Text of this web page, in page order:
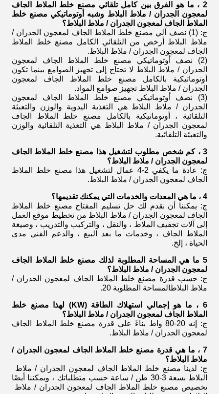
2 ، ما هو الفرق بين كامل تلقائي
مصنع خلط الملاط الجاف
لمعجون الجدران / ملاط ​​البلاط وشبه أوتوماتيكي مصنع خلط
الملاط الجاف لمعجون الجدران / ملاط ​​البلاط؟
ج: (1) نصف آلي
مصنع خلط الملاط الجاف لمعجون الجدران /
ملاط ​​البلاط أرخص من التلقائي الكامل مصنع خلط الملاط
الجاف لمعجون الجدران / ملاط ​​البلاط.
(2) نصف أوتوماتيكي
مصنع خلط الملاط الجاف لمعجون
الجدران / ملاط ​​البلاط لا تحتاج إلى تجهيز الصوامع بينما تكون
أوتوماتيكية بالكامل مصنع خلط الملاط الجاف لمعجون
الجدران / ملاط ​​البلاط تجهيز صوامع المواد.
(3) نصف أوتوماتيكي
مصنع خلط الملاط الجاف لمعجون
الجدران / ملاط ​​البلاط هي التغذية اليدوية والوزن والتعبئة
التلقائية ، أوتوماتيكية بالكامل مصنع خلط الملاط الجاف
لمعجون الجدران / ملاط ​​البلاط هي التغذية التلقائية والوزن
والتعبئة التلقائية.
3 ، كم شخص مطلوب لتشغيل هذا
مصنع خلط الملاط الجاف
لمعجون الجدران / ملاط ​​البلاط؟
ج: عادة ما يكفي 2-4 عمال لتشغيل هذا
مصنع خلط الملاط
الجاف لمعجون الجدران / ملاط ​​البلاط.
4 ، ما هي المعدات والخدمات التي يمكنك تقديمها؟
ج: يمكننا أن نقدم لك حل تسليم المفتاح مصنع خلط الملاط
الجاف لمعجون الجدران / ملاط ​​البلاط من تخطيط موقع العمل
إلى آلات تجفيف الملاط ، والنقل ، والتركيب والتدريب ، وصيغة
الملاط الجاف ، وخدمات ما بعد البيع ، والدعم الفني مدى
الحياة ، إلخ.
5 ما هي المساحة المطلوبة لذلك
مصنع خلط الملاط الجاف
لمعجون الجدران / ملاط ​​البلاط؟
ج: حسب قدرة مصنع خلط الملاط الجاف لمعجون الجدران /
ملاط ​​البلاطالمساحة المطلوبة 20.
6 ، ما هو إجمالي استهلاك الطاقة (KW) لهذا
مصنع خلط
الملاط الجاف لمعجون الجدران / ملاط ​​البلاط؟
ج: إنه 20-80 واط بناءً على قدرة
مصنع خلط الملاط الجاف
لمعجون الجدران / ملاط ​​البلاط.
7 ، ما هي قدرة
مصنع خلط الملاط الجاف لمعجون الجدران /
ملاط ​​البلاط؟
ج: لدينا مصنع خلط الملاط الجاف لمعجون الجدران / ملاط ​​
البلاط
بسعة 3-30 طن / ساعة حسب متطلباتك ، ويمكننا أيضًا
تخصيص مصنع خلط الملاط الجاف لمعجون الجدران / ملاط ​​